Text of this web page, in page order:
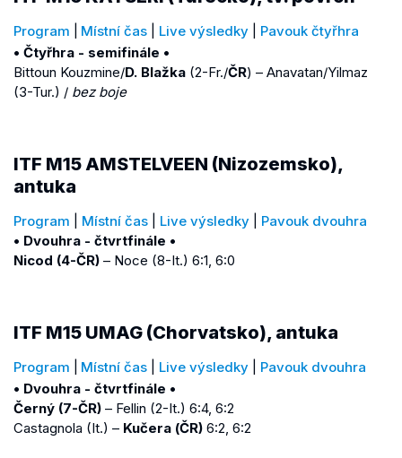
Program Místní čas Live výsledky
Pavouk čtyřhra
• Čtyřhra - semifinále •
Bittoun Kouzmine/D. Blažka (2-Fr./ČR) – Anavatan/Yilmaz
(3-Tur.) / bez boje
ITF M15 AMSTELVEEN (Nizozemsko),
antuka
Program Místní čas Live výsledky
Pavouk dvouhra
• Dvouhra - čtvrtfinále •
Nicod (4-ČR) – Noce (8-It.) 6:1, 6:0
ITF M15 UMAG (Chorvatsko), antuka
Program Místní čas Live výsledky
Pavouk dvouhra
• Dvouhra - čtvrtfinále •
Černý (7-ČR) – Fellin (2-It.) 6:4, 6:2
Castagnola (It.) – Kučera (ČR) 6:2, 6:2